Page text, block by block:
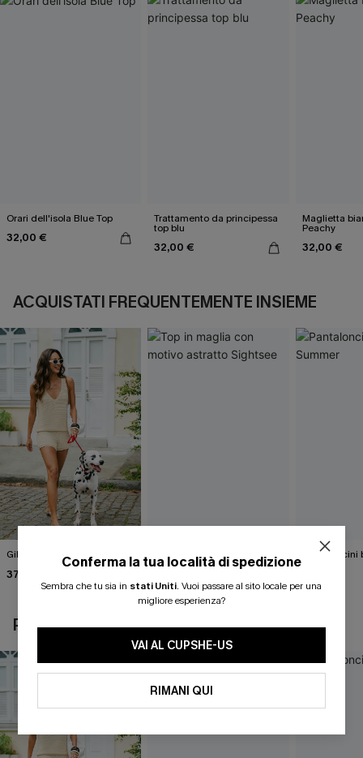
Orari dell'isola Blue Top
32,00 €
Trattamento da principessa
top blu
32,00 €
Maglietta
Peachy
32,00 €
ACQUISTATI FREQUENTEMENTE INSIEME
Gilet beige Break the Ice
37,00 €
Top in maglia con motivo
astratto Sightsee
40,00 € 37,00 €
POTREBBE INTERESSARTI ANCHE
Conferma la tua località di spedizione
Sembra che tu sia in stati Uniti. Vuoi passare al sito locale per una
migliore esperienza?
VAI AL CUPSHE-US
RIMANI QUI